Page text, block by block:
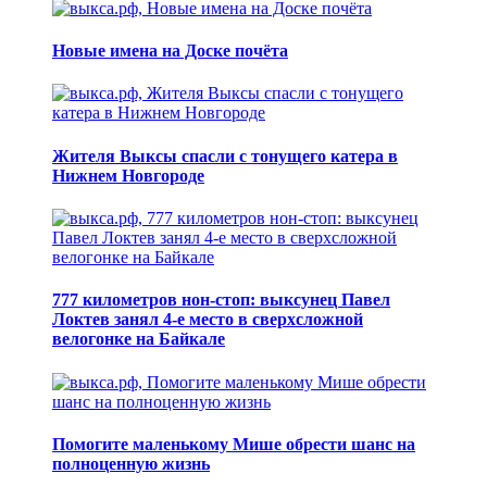
Новые имена на Доске почёта
Жителя Выксы спасли с тонущего катера в
Нижнем Новгороде
777 километров нон-стоп: выксунец Павел
Локтев занял 4-е место в сверхсложной
велогонке на Байкале
Помогите маленькому Мише обрести шанс на
полноценную жизнь